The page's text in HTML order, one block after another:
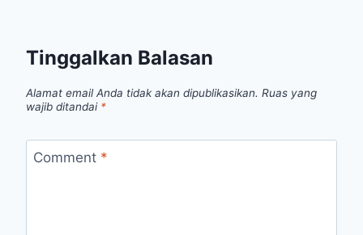
Tinggalkan Balasan
Alamat email Anda tidak akan dipublikasikan. Ruas yang
wajib ditandai *
Comment *